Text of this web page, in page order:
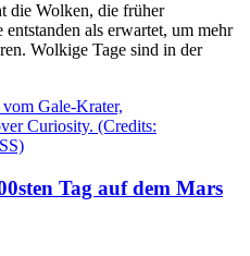
die Wolken, die früher
als erwartet, um mehr
Wolkige Tage sind in der
Tag auf dem Mars